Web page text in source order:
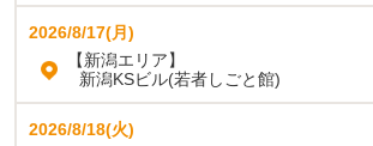
2026/8/17(月)
【新潟エリア】
新潟KSビル(若者しごと館)
2026/8/18(火)